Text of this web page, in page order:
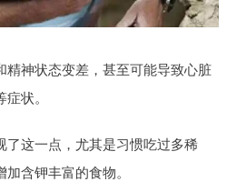
神状态变差，甚至可能导致心脏
状。
这一点，尤其是习惯吃过多稀
含钾丰富的食物。